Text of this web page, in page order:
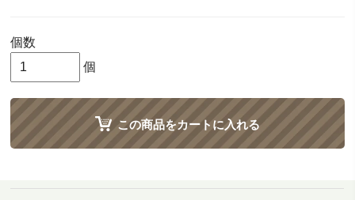
個数
個
この商品をカートに入れる